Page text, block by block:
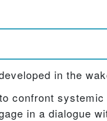
in the
confront
in a dialogue